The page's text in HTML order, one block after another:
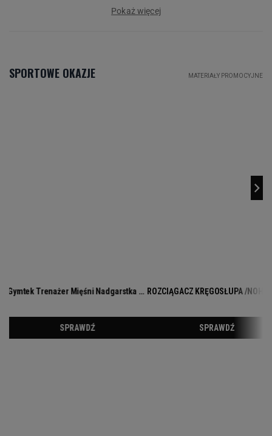
Pokaż więcej